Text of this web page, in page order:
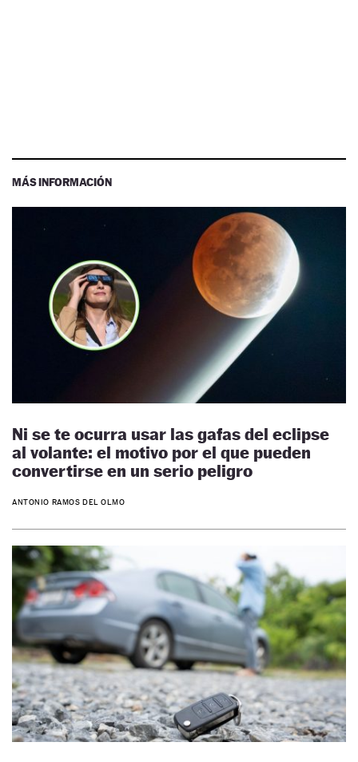
MÁS INFORMACIÓN
Ni se te ocurra usar las gafas del eclipse
al volante: el motivo por el que pueden
convertirse en un serio peligro
ANTONIO RAMOS DEL OLMO